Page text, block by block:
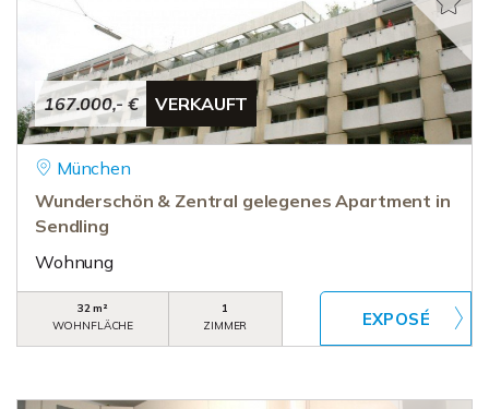
167.000,- € VERKAUFT
München
Wunderschön & Zentral gelegenes Apartment in
Sendling
Wohnung
32 m²
WOHNFLÄCHE
1
ZIMMER